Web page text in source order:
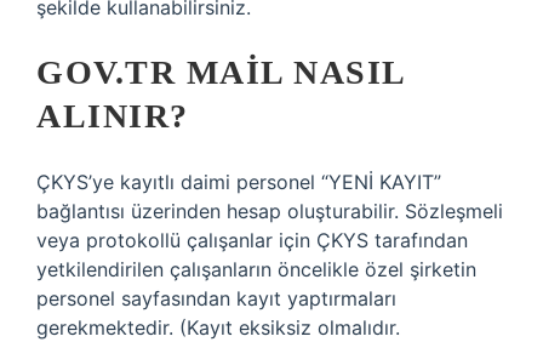
şekilde kullanabilirsiniz.
GOV.TR MAIL NASIL
ALINIR?
ÇKYS’ye kayıtlı daimi personel “YENİ KAYIT”
bağlantısı üzerinden hesap oluşturabilir. Sözleşmeli
veya protokollü çalışanlar için ÇKYS tarafından
yetkilendirilen çalışanların öncelikle özel şirketin
personel sayfasından kayıt yaptırmaları
gerekmektedir. (Kayıt eksiksiz olmalıdır.